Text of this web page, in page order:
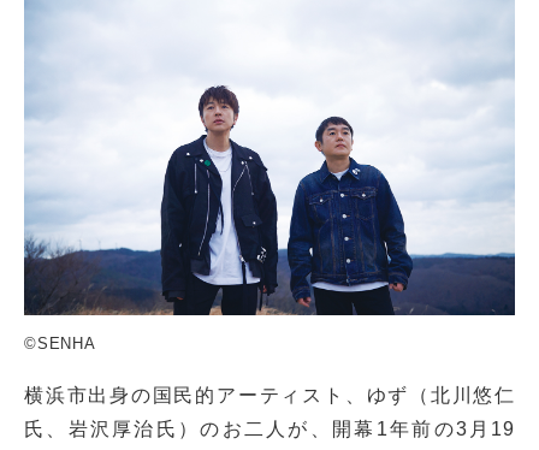
©SENHA
横浜市出身の国民的アーティスト、ゆず（北川悠仁
氏、岩沢厚治氏）のお二人が、開幕1年前の3月19